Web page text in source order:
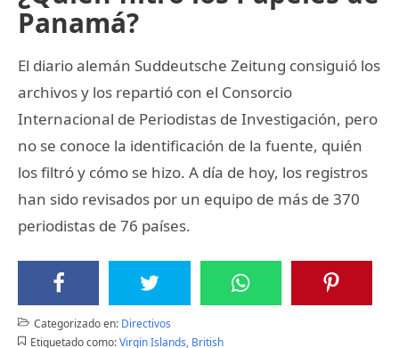
Panamá?
El diario alemán Suddeutsche Zeitung consiguió los
archivos y los repartió con el Consorcio
Internacional de Periodistas de Investigación, pero
no se conoce la identificación de la fuente, quién
los filtró y cómo se hizo. A día de hoy, los registros
han sido revisados por un equipo de más de 370
periodistas de 76 países.
Categorizado en: Directivos
Etiquetado como: Virgin Islands, British